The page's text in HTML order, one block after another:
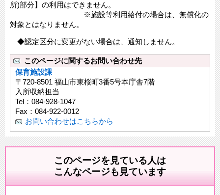
所)部分】の利用はできません。
※施設等利用給付の場合は、無償化の
対象とはなりません。
◆認定区分に変更がない場合は、通知しません。
このページに関するお問い合わせ先
保育施設課
〒720-8501 福山市東桜町3番5号本庁舎7階
入所収納担当
Tel：084-928-1047
Fax：084-922-0012
お問い合わせはこちらから
このページを見ている人は
こんなページも見ています